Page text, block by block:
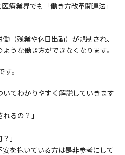
療業界でも「働き方改革関連法」
（残業や休日出勤）が規制され、
うな働き方ができなくなります。
す。
いてわかりやすく解説していきます
るの？」
」
を抱いている方は是非参考にして